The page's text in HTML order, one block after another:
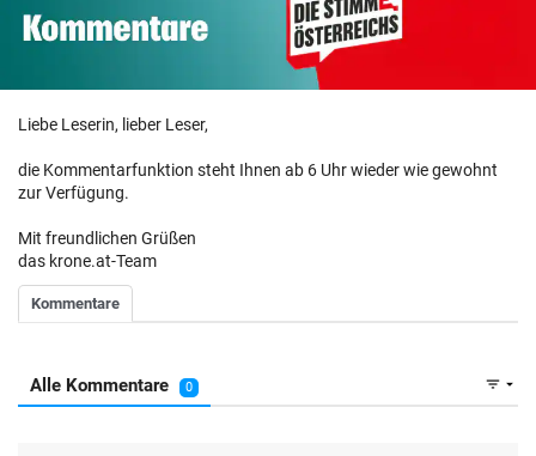
Liebe Leserin, lieber Leser,
die Kommentarfunktion steht Ihnen ab 6 Uhr wieder wie gewohnt
zur Verfügung.
Mit freundlichen Grüßen
das krone.at-Team